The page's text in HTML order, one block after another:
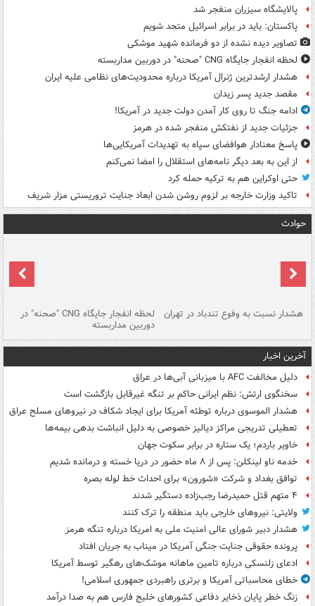
پالایشگاه سیزران منفجر شد
پاکستان: باید در برابر اسرائیل متحد شویم
تصاویر دیده‌ نشده از دو فرمانده شهید موشکی
لحظه انفجار جایگاه CNG "صحنه" در دوربین مداربسته
هشدار ارشدترین ژنرال آمریکا درباره محدودیت‌های نظامی علیه ایران
مقصد جدید پسر زیدان
ادامه جنگ تا روی کار آمدن دولت جدید در آمریکا!
جزئیات جدید از نفتکش منفجر شده در هرمز
پاسخ معنادار هوافضای سپاه به تهدیدات آمریکایی‌ها
از این به بعد دیگر نامه‌های استقلال را امضا نمی‌کنم
حتی اوکراین هم به ترکیه حمله کرد
تاکید وزارت خارجه بر لزوم روشن شدن ابعاد جنایت تروریستی مزار شریف
حوادث
هشدار نسبت به وفوع تندباد در تهران لحظه انفجار جایگاه CNG "صحنه" در
دوربین مداربسته
آخرین اخبار
دلیل مخالفت AFC با میزبانی آبی‌ها در عراق
سخنگوی ارتش: نظم ایرانی حاکم بر تنگه غیرقابل بازگشت است
هشدار الموسوی درباره توطئه آمریکا برای ایجاد شکاف در نیروهای مسلح عراق
تعطیلی تدریجی مراکز دیالیز خصوصی به دلیل انباشت بدهی بیمه‌ها
خاویر باردم؛ یک ستاره در برابر سکوت جهان
خدمه ناو لینکلن: پس از ۸ ماه حضور در دریا خسته و درمانده‌ شدیم
توافق بغداد و شرکت «شورون» برای احداث خط لوله بصره
۴ متهم قتل حمیدرضا رجب‌زاده دستگیر شدند
ولایتی: نیروهای خارجی باید منطقه را ترک کنند
هشدار دبیر شورای عالی امنیت ملی به امریکا درباره تنگه هرمز
پرونده حقوقی جنایت جنگی آمریکا در میناب به جریان افتاد
ادعای زلنسکی درباره تامین ماهانه موشک‌های رهگیر توسط آمریکا
خطای محاسباتی آمریکا و برتری راهبردی جمهوری اسلامی!
زنگ خطر پایان ذخایر دفاعی کشورهای خلیج فارس هم به صدا درآمد